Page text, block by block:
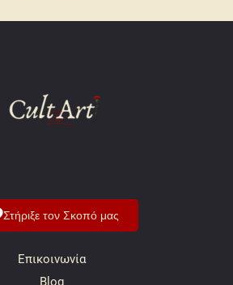
Στήριξε τον Σκοπό μας
Επικοινωνία
Blog